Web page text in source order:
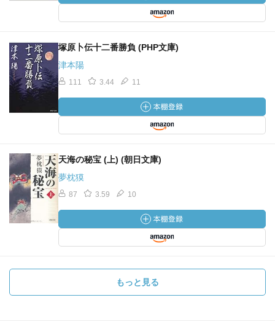
塚原卜伝十二番勝負 (PHP文庫)
津本陽
111 3.44 11
天海の秘宝 (上) (朝日文庫)
夢枕獏
87 3.59 10
もっと見る